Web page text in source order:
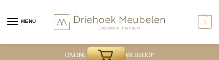
MENU 0
ONLINE WEBSHOP